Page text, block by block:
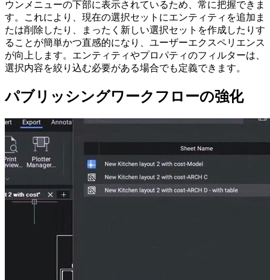
ウンメニューの下部に表示されているため、常に把握できま
す。これにより、現在の選択セットにエンティティを追加ま
たは削除したり、まったく新しい選択セットを作成したりす
ることが簡単かつ直感的になり、ユーザーエクスペリエンス
が向上します。エンティティやプロパティのフィルターは、
選択内容を絞り込む必要がある場合でも定義できます。
パブリッシングワークフローの強化